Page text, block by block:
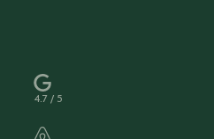
4.7 / 5